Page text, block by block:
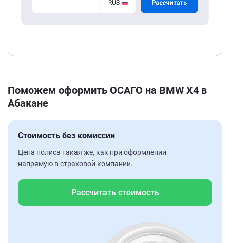
Поможем оформить ОСАГО на BMW X4 в
Абакане
Стоимость без комиссии
Цена полиса такая же, как при оформлении
напрямую в страховой компании.
Рассчитать стоимость